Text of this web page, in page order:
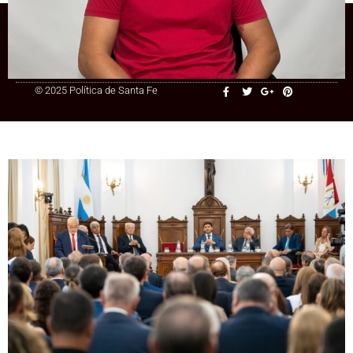
+54 9 3415 41-3086
© 2025 Política de Santa Fe